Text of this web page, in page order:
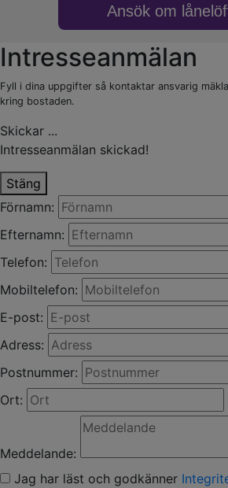
Intresseanmälan
Fyll i dina uppgifter så kontaktar ansvarig
kring bostaden.
Skickar ...
Intresseanmälan skickad!
Stäng
Förnamn:
Efternamn:
Telefon:
Mobiltelefon:
E-post:
Adress:
Postnummer:
Ort:
Meddelande:
Jag har läst och godkänner